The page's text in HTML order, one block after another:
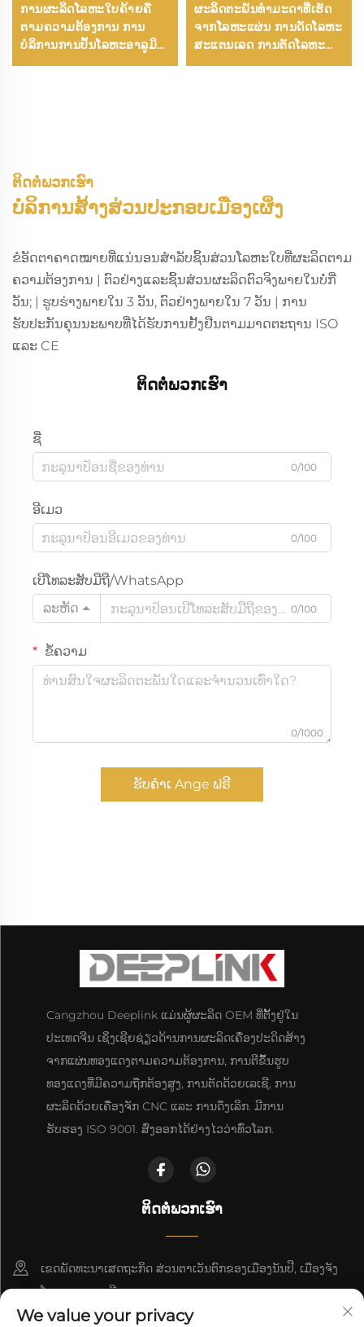
ການຜະລິດໂລຫະໃບຄ້າຍຄື
ຕາມຄວາມຕ້ອງການ ການ
ບໍລິການການປັ້ນໂລຫະອາລູມິ
ນຽມ, ເຫຼັກ, ແລະ ແທັງແດງ
ຜະລິດຕະພັນທໍາມະດາທີ່ເຮັດ
ຈາກໂລຫະແຜ່ນ ການດັດໂລຫະ
ສະແຕນເລດ ການຕັດໂລຫະ
ດ້ວຍເລເຊີ ອຸປະກອນໂລຫະ
ຕິດຕໍ່ພວກເຮົາ
ບໍລິການສ້າງສ່ວນປະກອບເມືອງເຜິ່ງ
ຂໍອັດຕາຄາດໝາຍທີ່ແນ່ນອນສຳລັບຊິ້ນສ່ວນໂລຫະໃບທີ່ຜະລິດຕາມ
ຄວາມຕ້ອງການ | ຕົວຢ່າງແລະຊິ້ນສ່ວນຜະລິດຕົວຈິງພາຍໃນບໍ່ກີ່
ວັນ; | ຮູບຮ່າງພາຍໃນ 3 ວັນ, ຕົວຢ່າງພາຍໃນ 7 ວັນ | ການ
ຮັບປະກັນຄຸນນະພາບທີ່ໄດ້ຮັບການຢັ້ງຢືນຕາມມາດຕະຖານ ISO
ແລະ CE
ຕິດຕໍ່ພວກເຮົາ
ຊື່
0/100
ອີເມວ
0/100
ເບີໂທລະສັບມືຖື/WhatsApp
ລະຫັດ
0/100
ຂໍ້ຄວາມ
0/1000
ຮັບຄຳເ Ange ຟຣີ
Cangzhou Deeplink ແມ່ນຜູ້ຜະລິດ OEM ທີ່ຕັ້ງຢູ່ໃນ
ປະເທດຈີນ ເຊິ່ງເຊີຍຊ່ຽວດ້ານການຜະລິດເຄື່ອງປະດິດສ້າງ
ຈາກແຜ່ນທອງແດງຕາມຄວາມຕ້ອງການ, ການຕີຂຶ້ນຮູບ
ທອງແດງທີ່ມີຄວາມຖືກຕ້ອງສູງ, ການຕັດດ້ວຍເລເຊີ, ການ
ຜະລິດດ້ວຍເຄື່ອງຈັກ CNC ແລະ ການດຶງເລິກ. ມີການ
ຮັບຮອງ ISO 9001. ສົ່ງອອກໄດ້ຢ່າງໄວວ່າທົ່ວໂລກ.
ຕິດຕໍ່ພວກເຮົາ
ເຂດພັດທະນາເສດຖະກິດ ສ່ວນຕາເວັນຕົກຂອງເມືອງນັນປີ, ເມືອງຈັງ
ໂຈວ, ແຂວງເຫຫີ
We value your privacy